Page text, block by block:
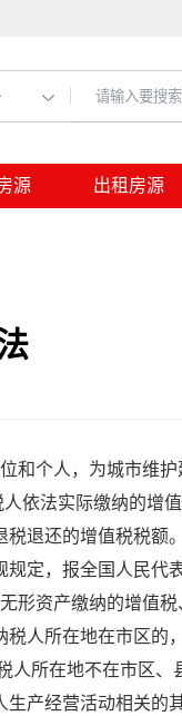
源 出租房源
个人，为城市维护
法实际缴纳的增值
税退还的增值税税
规定，报全国人
形资产缴纳的增值
所在地在市区的
在地不在市区、
产经营活动相关的